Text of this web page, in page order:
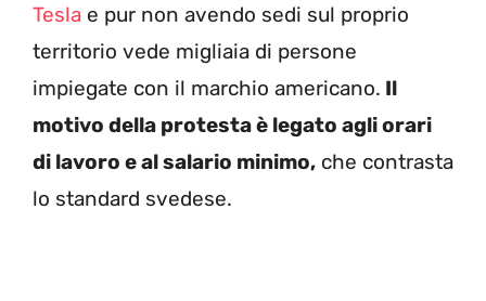
Tesla e pur non avendo sedi sul proprio
territorio vede migliaia di persone
impiegate con il marchio americano. Il
motivo della protesta è legato agli orari
di lavoro e al salario minimo, che contrasta
lo standard svedese.